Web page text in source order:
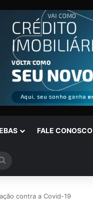
FALE CONOSCO
por
contra a Covid-19